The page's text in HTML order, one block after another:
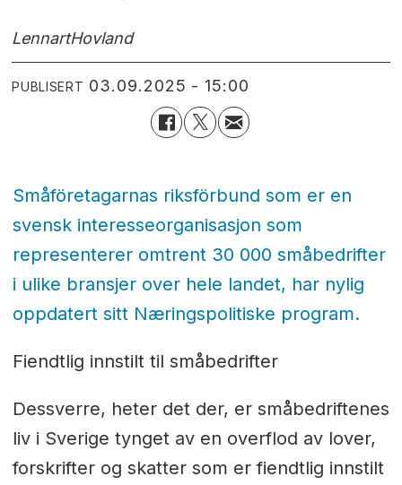
LennartHovland
PUBLISERT 03.09.2025 - 15:00
Småföretagarnas riksförbund som er en
svensk interesseorganisasjon som
representerer omtrent 30 000 småbedrifter
i ulike bransjer over hele landet, har nylig
oppdatert sitt Næringspolitiske program.
Fiendtlig innstilt til småbedrifter
Dessverre, heter det der, er småbedriftenes
liv i Sverige tynget av en overflod av lover,
forskrifter og skatter som er fiendtlig innstilt